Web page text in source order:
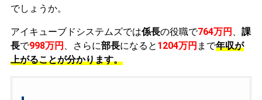
でしょうか。
アイキューブドシステムズでは係長の役職で764万円
課
長で998万円 、さらに部長になると 1204万円 まで年収が
上がることが分かります。